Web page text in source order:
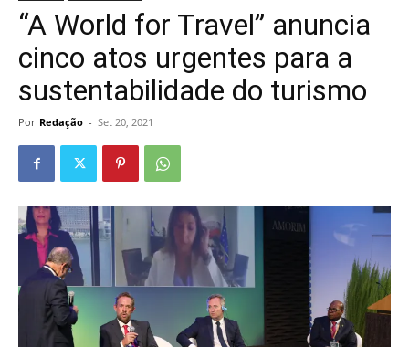
“A World for Travel” anuncia
cinco atos urgentes para a
sustentabilidade do turismo
Por Redação - Set 20, 2021